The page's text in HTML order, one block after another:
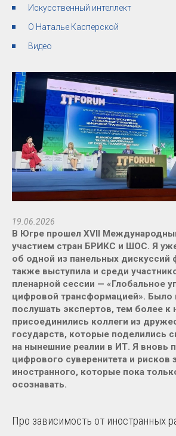
Искусственный интеллект
О Наталье Касперской
Видео
19.06.2026
В Югре прошел XVII
участием стран БРИКС и ШОС. Я
об одной из панельных дискуссий
также выступила и среди
пленарной сессии — «Глобальное
цифровой трансформацией». Было
послушать экспертов, тем более к
присоединились коллеги из
государств, которые поделились
на нынешние реалии в ИТ. Я вновь
цифрового суверенитета и рисков
иностранного, которые пока
осознавать.
Про зависимость от иностранных